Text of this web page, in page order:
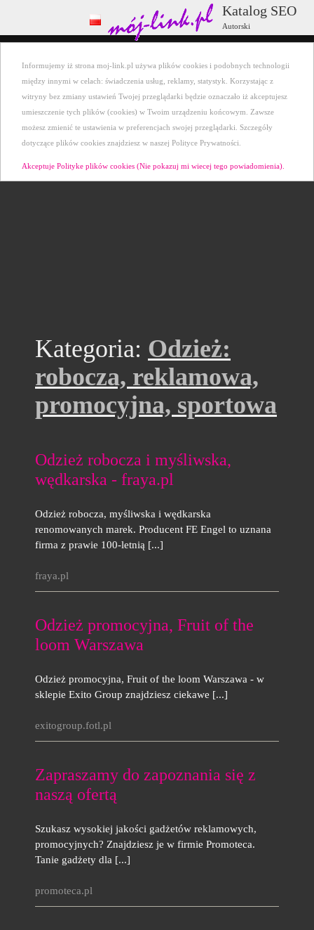
Informujemy iż strona moj-link.pl używa plików cookies i podobnych technologii
między innymi w celach: świadczenia usług, reklamy, statystyk. Korzystając z
witryny bez zmiany ustawień Twojej przeglądarki będzie oznaczało iż akceptujesz
umieszczenie tych plików (cookies) w Twoim urządzeniu końcowym. Zawsze
możesz zmienić te ustawienia w preferencjach swojej przeglądarki. Szczegóły
dotyczące plików cookies znajdziesz w naszej Polityce Prywatności.
Akceptuje Polityke plików cookies (Nie pokazuj mi wiecej tego powiadomienia).
Katalog SEO
Autorski
Ostatnio dodane
Kontakt
Kategoria: Odzież:
robocza, reklamowa,
promocyjna, sportowa
Odzież robocza i myśliwska,
wędkarska - fraya.pl
Odzież robocza, myśliwska i wędkarska
renomowanych marek. Producent FE Engel to uznana
firma z prawie 100-letnią [...]
fraya.pl
Odzież promocyjna, Fruit of the
loom Warszawa
Odzież promocyjna, Fruit of the loom Warszawa - w
sklepie Exito Group znajdziesz ciekawe [...]
exitogroup.fotl.pl
Zapraszamy do zapoznania się z
naszą ofertą
Szukasz wysokiej jakości gadżetów reklamowych,
promocyjnych? Znajdziesz je w firmie Promoteca.
Tanie gadżety dla [...]
promoteca.pl